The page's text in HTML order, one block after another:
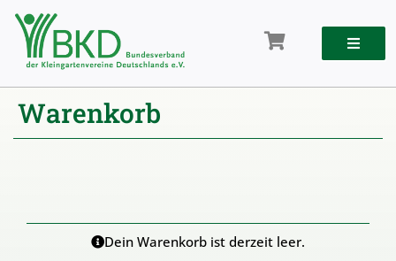
Zum
Inhalt
springen
Warenkorb
Dein Warenkorb ist derzeit leer.